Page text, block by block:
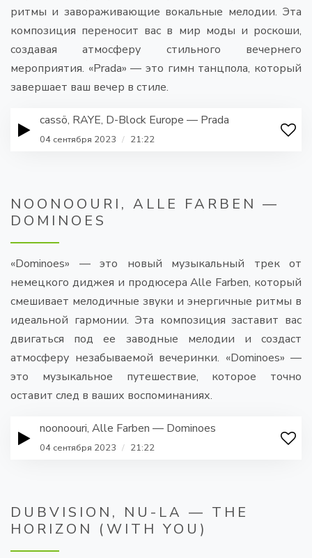
ритмы и завораживающие вокальные мелодии. Эта
композиция переносит вас в мир моды и роскоши,
создавая атмосферу стильного вечернего
мероприятия. «Prada» — это гимн танцпола, который
завершает ваш вечер в стиле.
cassö, RAYE, D-Block Europe — Prada
04 сентября 2023 / 21:22
NOONOOURI, ALLE FARBEN —
DOMINOES
«Dominoes» — это новый музыкальный трек от
немецкого диджея и продюсера Alle Farben, который
смешивает мелодичные звуки и энергичные ритмы в
идеальной гармонии. Эта композиция заставит вас
двигаться под ее заводные мелодии и создаст
атмосферу незабываемой вечеринки. «Dominoes» —
это музыкальное путешествие, которое точно
оставит след в ваших воспоминаниях.
noonoouri, Alle Farben — Dominoes
04 сентября 2023 / 21:22
DUBVISION, NU-LA — THE
HORIZON (WITH YOU)